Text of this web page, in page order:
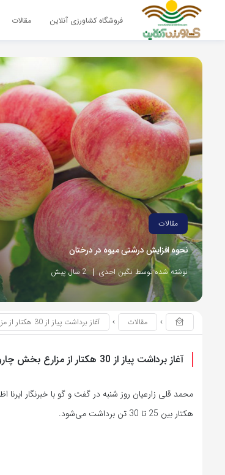
فروشگاه کشاورزی آنلاین مقالات
مقالات
نحوه افزایش درشتی میوه در درختان
نوشته شده توسط نگین احدی 2 سال پیش
مقالات آغاز برداشت پیاز از 30 هکتار از مزارع بخش چاروسا
آغاز برداشت پیاز از 30 هکتار از مزارع بخش چاروسا
محمد قلی زارعیان روز شنبه در گفت و گو با خبرنگار
هکتار بین 25 تا 30 تن برداشت می‌شود.